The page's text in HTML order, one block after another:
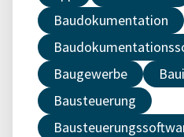
Baudokumentation
Baugewerbe
Bausteuerung